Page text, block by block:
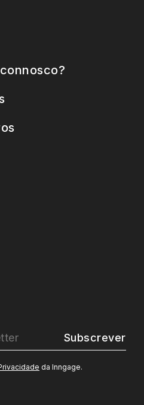
Subscrever
da Inngage.